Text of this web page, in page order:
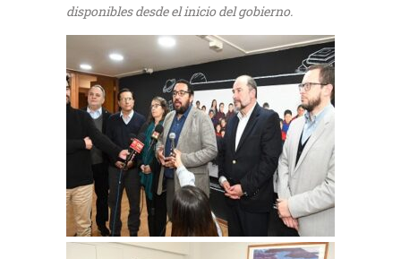
disponibles desde el inicio del gobierno.